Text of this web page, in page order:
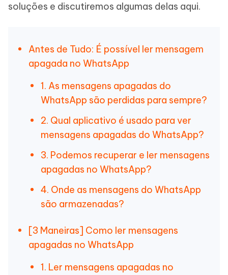
soluções e discutiremos algumas delas aqui.
Antes de Tudo: É possível ler mensagem
apagada no WhatsApp
1. As mensagens apagadas do
WhatsApp são perdidas para sempre?
2. Qual aplicativo é usado para ver
mensagens apagadas do WhatsApp?
3. Podemos recuperar e ler mensagens
apagadas no WhatsApp?
4. Onde as mensagens do WhatsApp
são armazenadas?
[3 Maneiras] Como ler mensagens
apagadas no WhatsApp
1. Ler mensagens apagadas no